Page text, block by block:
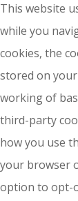
This website
while you
cookies, the
stored on
working of
third-party
how you use
your browser
option to opt-